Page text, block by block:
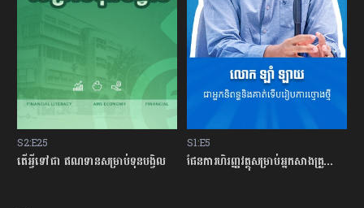
S2:E25
តើអ្វីទៅជា​ ឥណទានសម្រាប់ទុនបង្វិល
S1:E5
ផែនការហិរញ្ញវត្ថុសម្រាប់អ្នកសាងគ្រួសារថ្មីថ្មោង